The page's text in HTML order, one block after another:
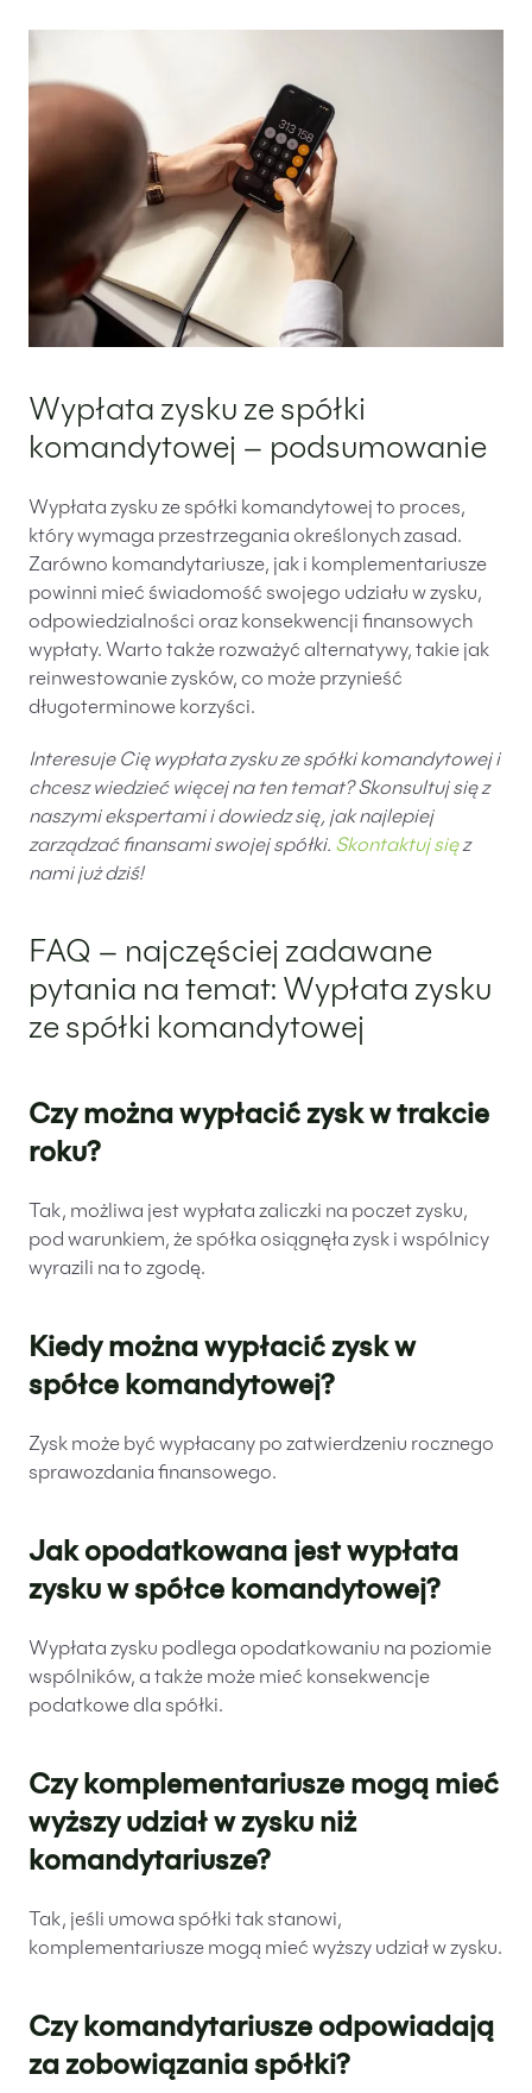
Wypłata zysku ze spółki
komandytowej – podsumowanie
Wypłata zysku ze spółki komandytowej to proces,
który wymaga przestrzegania określonych zasad.
Zarówno komandytariusze, jak i komplementariusze
powinni mieć świadomość swojego udziału w zysku,
odpowiedzialności oraz konsekwencji finansowych
wypłaty. Warto także rozważyć alternatywy, takie jak
reinwestowanie zysków, co może przynieść
długoterminowe korzyści.
Interesuje Cię wypłata zysku ze spółki komandytowej i
chcesz wiedzieć więcej na ten temat? Skonsultuj się z
naszymi ekspertami i dowiedz się, jak najlepiej
zarządzać finansami swojej spółki. Skontaktuj sięz
nami już dziś!
FAQ – najczęściej zadawane
pytania na temat: Wypłata zysku
ze spółki komandytowej
Czy można wypłacić zysk w trakcie
roku?
Tak, możliwa jest wypłata zaliczki na poczet zysku,
pod warunkiem, że spółka osiągnęła zysk i wspólnicy
wyrazili na to zgodę.
Kiedy można wypłacić zysk w
spółce komandytowej?
Zysk może być wypłacany po zatwierdzeniu rocznego
sprawozdania finansowego.
Jak opodatkowana jest wypłata
zysku w spółce komandytowej?
Wypłata zysku podlega opodatkowaniu na poziomie
wspólników, a także może mieć konsekwencje
podatkowe dla spółki.
Czy komplementariusze mogą mieć
wyższy udział w zysku niż
komandytariusze?
Tak, jeśli umowa spółki tak stanowi,
komplementariusze mogą mieć wyższy udział w zysku.
Czy komandytariusze odpowiadają
za zobowiązania spółki?